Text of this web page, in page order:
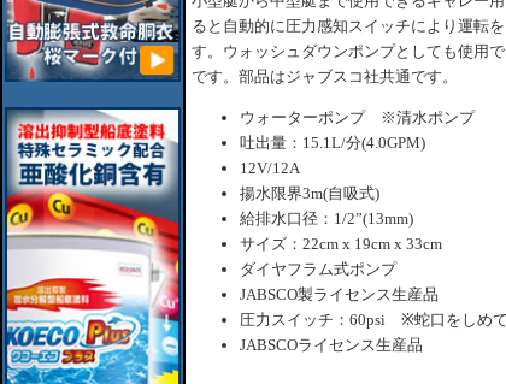
ると自動的に圧力感知スイッチにより運転
す。ウォッシュダウンポンプとしても使用
です。部品はジャブスコ社共通です。
ウォーターポンプ ※清水ポンプ
吐出量：15.1L/分(4.0GPM)
12V/12A
揚水限界3m(自吸式)
給排水口径：1/2”(13mm)
サイズ：22cm x 19cm x 33cm
ダイヤフラム式ポンプ
JABSCO製ライセンス生産品
圧力スイッチ：60psi ※蛇口をしめ
JABSCOライセンス生産品